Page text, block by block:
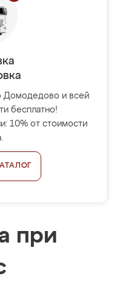
Домодедово и всей
бесплатно!
10% от стоимости
при